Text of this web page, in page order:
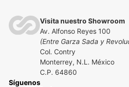
Visita nuestro Showroom
Av. Alfonso Reyes 100
(Entre Garza Sada y
Col. Contry
Monterrey, N.L. México
C.P. 64860
Síguenos